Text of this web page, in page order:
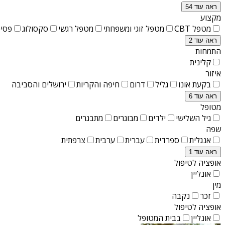
ראה עוד 54
מקצוע
מטפל CBT
מטפל זוגי ומשפחתי מטפל רגשי סקסולוג
ראה עוד 2
התמחות
קלינית
איזור
בקעת אונו
גליל דרום חיפה והקריות ירושלים והסביבה
ראה עוד 6
מטופל
גיל השלישי
ילדים מבוגרים
מתבגרים
שפה
אנגלית
ספרדית עברית ערבית צרפתית
ראה עוד 1
אופציה לטיפול
אונליין
מין
זכר
נקבה
אופציה לטיפול
אונליין
בבית המטופל